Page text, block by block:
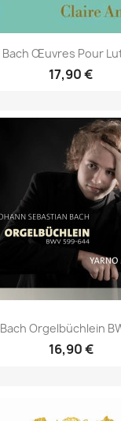
Bach Œuvres Pour
17,90 €
Bach Orgelbüchlein
16,90 €